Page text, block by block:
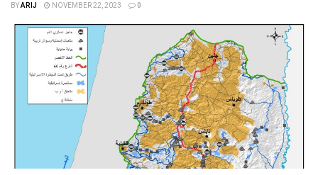
BYARIJ NOVEMBER 22, 2023 0